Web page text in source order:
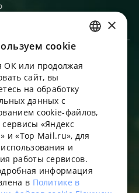
в области информационных
“Интернет” по размещению
о реализации товаров.
, включенных в реестр
вычислительных машин и
«ФЛАУВАУ»
ENGLISH
UKRAINIAN
PORTUGUESE
FRENCH
×
сookie
ОК или продолжая
сайт, вы
на обработку
данных с
cookie-файлов,
«Яндекс
и «Top Mail.ru», для
и
работы сервисов.
информация
в Политике в